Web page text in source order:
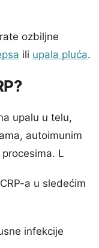
ozbiljne
ili upala pluća.
upalu u telu,
autoimunim
L
a u sledećim
infekcije